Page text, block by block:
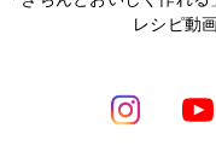
レシピ動